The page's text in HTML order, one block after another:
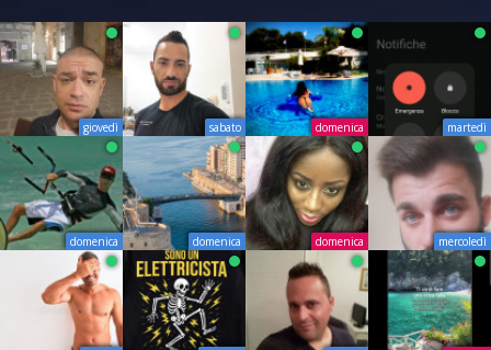
giovedì sabato domenica martedì
domenica domenica domenica mercoledì